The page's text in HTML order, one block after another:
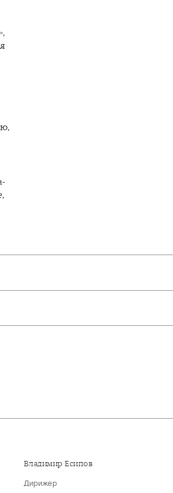
Владимир Есипов
Дирижер